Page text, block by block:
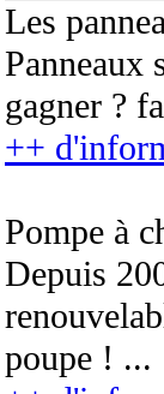
Les
Panneaux
gagner ?
++
Pompe à
Depuis
poupe ! ...